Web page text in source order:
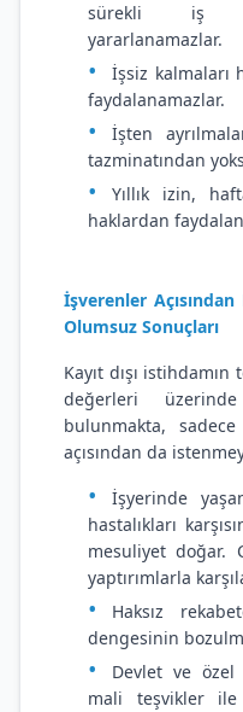
sürekli iş
yararlanamazlar.
İşsiz kalmaları
faydalanamazlar.
İşten
tazminatından
Yıllık izin,
haklardan
İşverenler Açısından
Olumsuz Sonuçları
Kayıt dışı
değerleri
bulunmakta,
açısından da
İşyerinde
hastalıkları
mesuliyet doğar.
yaptırımlarla
Haksız
dengesinin
Devlet ve özel
mali teşvikler